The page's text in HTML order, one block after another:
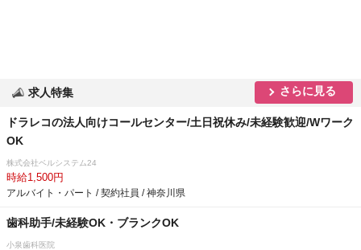
求人特集 さらに見る
ドラレコの法人向けコールセンター/土日祝休み/未経験歓迎/Wワーク
OK
株式会社ベルシステム24
時給1,500円
アルバイト・パート / 契約社員 / 神奈川県
歯科助手/未経験OK・ブランクOK
小泉歯科医院